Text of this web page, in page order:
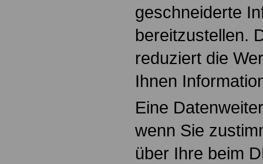
geschneiderte
bereitzustellen.
reduziert die
Ihnen
Eine
wenn Sie
über Ihre beim